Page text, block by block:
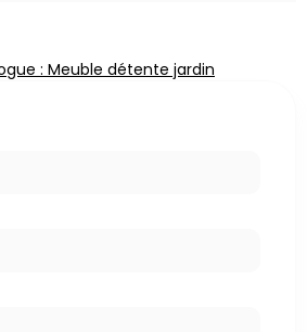
: Meuble détente jardin